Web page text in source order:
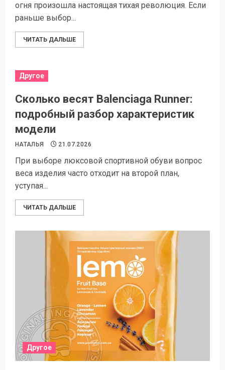
огня произошла настоящая тихая революция. Если
раньше выбор...
ЧИТАТЬ ДАЛЬШЕ
Другое
Сколько весят Balenciaga Runner:
подробный разбор характеристик
модели
НАТАЛЬЯ 21.07.2026
При выборе люксовой спортивной обуви вопрос
веса изделия часто отходит на второй план,
уступая...
ЧИТАТЬ ДАЛЬШЕ
Другое